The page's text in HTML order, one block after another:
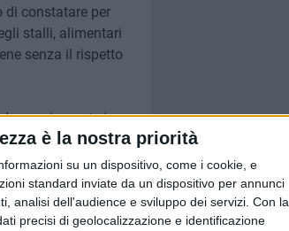
è la nostra priorità
su un dispositivo, come i cookie, e
standard inviate da un dispositivo per annunci
analisi dell'audience e sviluppo dei servizi. Con la
precisi di geolocalizzazione e identificazione
di constatare per
stalli, alimentari
senza il rispetto
seriamente in
esposte sin dalla
sopra annunciato
al locale